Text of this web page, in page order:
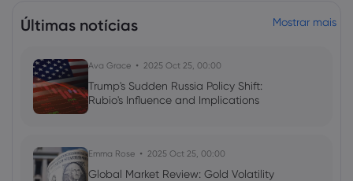
Week ahead: Megacap tech and 1-in-3
Dow components set to report
2022 Jul 24, 05:42
Week ahead: Fed to hike 100bps into a
Últimas notícias Mostrar mais
Ava Grace 2025 Oct 25, 00:00
Trump's Sudden Russia Policy Shift:
Rubio's Influence and Implications
Emma Rose 2025 Oct 25, 00:00
Global Market Review: Gold Volatility